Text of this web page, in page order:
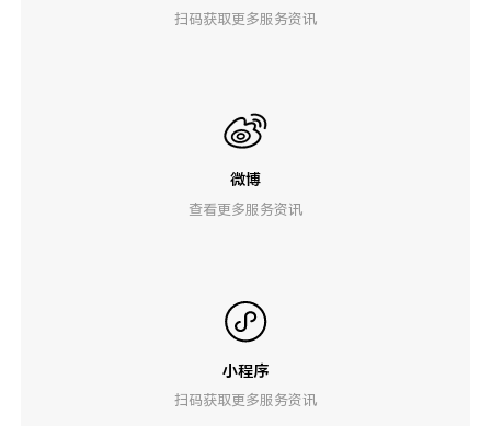
扫码获取更多服务资讯
微博
查看更多服务资讯
小程序
扫码获取更多服务资讯